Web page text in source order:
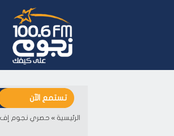
تستمع الآن
نجوم اف ام - على
الرئيسية » حصري نجوم